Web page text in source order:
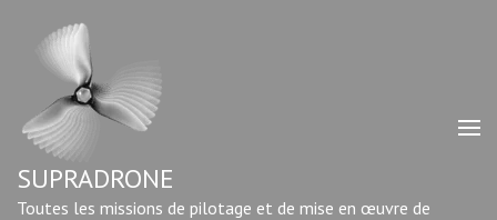
contenu
Entrée)
SUPRADRONE
Toutes les missions de pilotage et de mise en œuvre de